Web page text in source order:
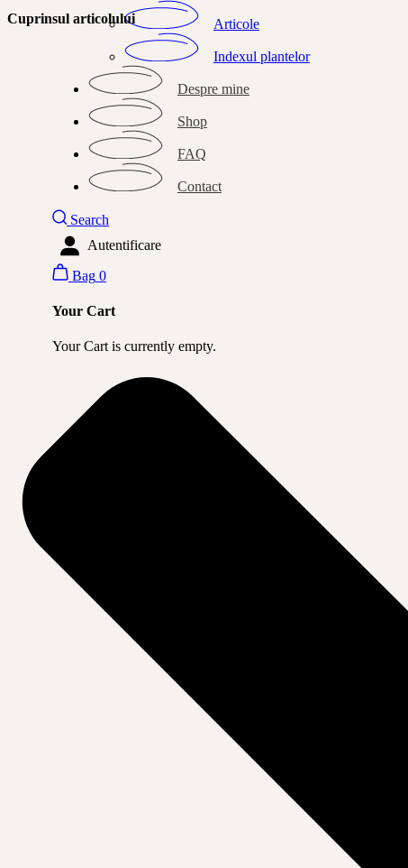
Articole
Indexul plantelor
Despre mine
Shop
FAQ
Contact
Search
Autentificare
Bag 0
Your Cart
Your Cart is currently empty.
Cuprinsul articolului